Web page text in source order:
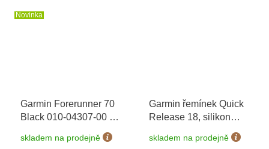
Novinka
Garmin Forerunner 70
Black 010-04307-00 +
možnost výměny do 90
dní
skladem na prodejně
Garmin řemínek Quick
Release 18, silikon
Sage grey 010-13256-
01
skladem na prodejně